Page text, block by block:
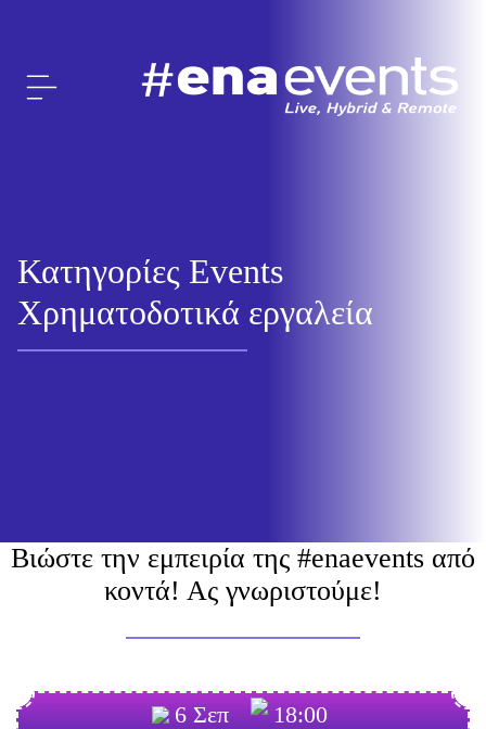
Κατηγορίες Events
Χρηματοδοτικά εργαλεία
Βιώστε την εμπειρία της #enaevents από
κοντά! Ας γνωριστούμε!
6 Σεπ 18:00